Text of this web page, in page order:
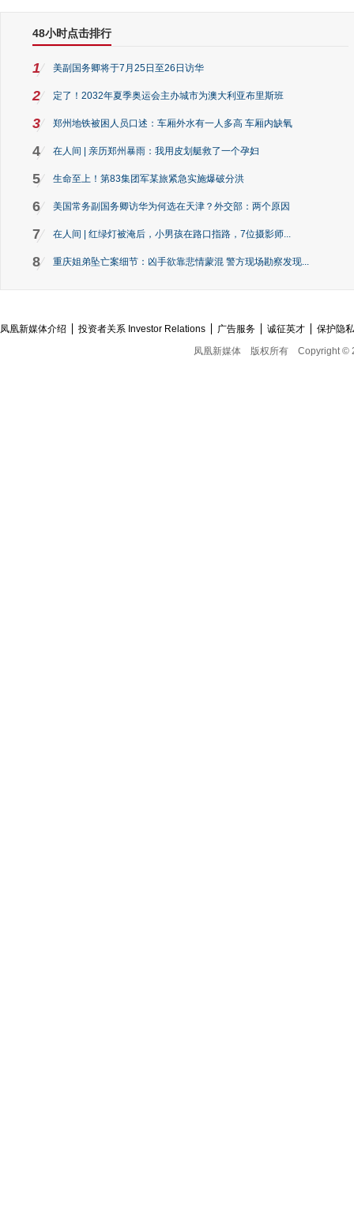
48小时点击排行
1 美副国务卿将于7月25日至26日访华
2 定了！2032年夏季奥运会主办城市为澳大利亚布里斯班
3 郑州地铁被困人员口述：车厢外水有一人多高 车厢内缺氧
4 在人间 | 亲历郑州暴雨：我用皮划艇救了一个孕妇
5 生命至上！第83集团军某旅紧急实施爆破分洪
6 美国常务副国务卿访华为何选在天津？外交部：两个原因
7 在人间 | 红绿灯被淹后，小男孩在路口指路，7位摄影师...
8 重庆姐弟坠亡案细节：凶手欲靠悲情蒙混 警方现场勘察发现...
凤凰新媒体介绍 投资者关系 Investor Relations 广告服务 诚征英才
保护隐
凤凰新媒体
版权所有 Copyright ©